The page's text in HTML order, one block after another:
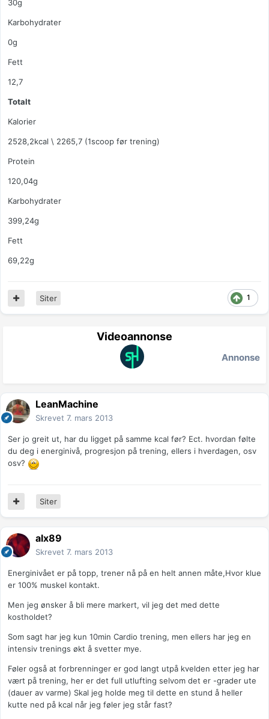
30g
Karbohydrater
0g
Fett
12,7
Totalt
Kalorier
2528,2kcal \ 2265,7 (1scoop før trening)
Protein
120,04g
Karbohydrater
399,24g
Fett
69,22g
1
Siter
Videoannonse
Annonse
LeanMachine
Skrevet 7. mars 2013
Ser jo greit ut, har du ligget på samme kcal før? Ect. hvordan følte
du deg i energinivå, progresjon på trening, ellers i hverdagen, osv
osv?
Siter
alx89
Skrevet 7. mars 2013
Energinivået er på topp, trener nå på en helt annen måte,Hvor klue
er 100% muskel kontakt.
Men jeg ønsker å bli mere markert, vil jeg det med dette
kostholdet?
Som sagt har jeg kun 10min Cardio trening, men ellers har jeg en
intensiv trenings økt å svetter mye.
Føler også at forbrenninger er god langt utpå kvelden etter jeg har
vært på trening, her er det full utlufting selvom det er -grader ute
(dauer av varme) Skal jeg holde meg til dette en stund å heller
kutte ned på kcal når jeg føler jeg står fast?